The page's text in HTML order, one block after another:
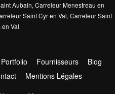
Aubain,Carreleur Menestreau en
Saint Cyr en Val,Carreleur Saint
en Val
Portfolio Fournisseurs
Blog
Mentions Légales